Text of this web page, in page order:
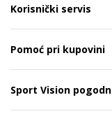
Korisnički servis
Pomoć pri kupovini
Sport Vision